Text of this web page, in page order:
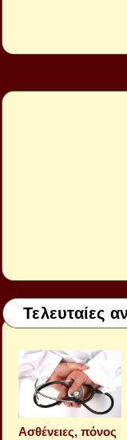
Τελευταίες
Aσθένειες, πόνος